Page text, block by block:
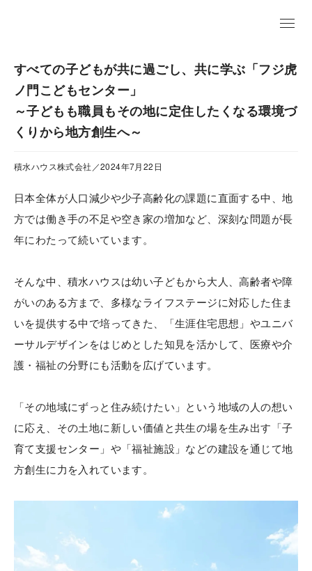
すべての子どもが共に過ごし、共に学ぶ「フジ虎
ノ門こどもセンター」
～子どもも職員もその地に定住したくなる環境づ
くりから地方創生へ～
積水ハウス株式会社／2024年7月22日
日本全体が人口減少や少子高齢化の課題に直面する中、地
方では働き手の不足や空き家の増加など、深刻な問題が長
年にわたって続いています。
そんな中、積水ハウスは幼い子どもから大人、高齢者や障
がいのある方まで、多様なライフステージに対応した住ま
いを提供する中で培ってきた、「生涯住宅思想」やユニバ
ーサルデザインをはじめとした知見を活かして、医療や介
護・福祉の分野にも活動を広げています。
「その地域にずっと住み続けたい」という地域の人の想い
に応え、その土地に新しい価値と共生の場を生み出す「子
育て支援センター」や「福祉施設」などの建設を通じて地
方創生に力を入れています。